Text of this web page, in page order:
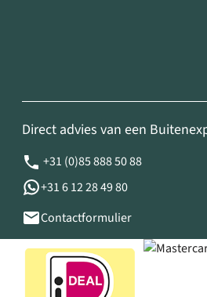
Direct advies van een
+31 (0)85 888 50 88
+31 6 12 28 49 80
Contactformulier